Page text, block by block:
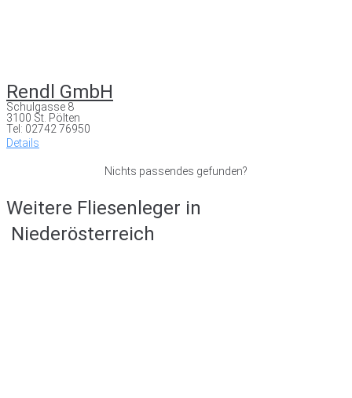
Rendl GmbH
Schulgasse 8
3100 St. Pölten
Tel: 02742 76950
Details
Nichts passendes gefunden?
Weitere Fliesenleger in
Niederösterreich